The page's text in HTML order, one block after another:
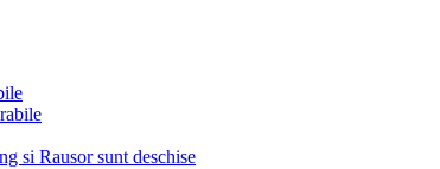
si Rausor sunt deschise